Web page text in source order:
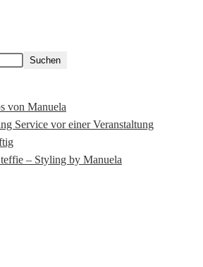
Suchen
von Manuela
Service vor einer Veranstaltung
– Styling by Manuela